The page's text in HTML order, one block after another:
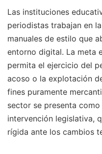
Las instituciones
periodistas trabajan en
manuales de estilo que
entorno digital. La meta
permita el ejercicio del
acoso o la explotación
fines puramente
sector se presenta
intervención legislativa,
rígida ante los cambios